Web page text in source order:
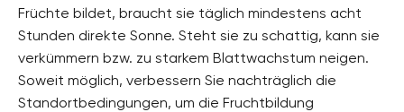
Früchte bildet, braucht sie täglich mindestens acht
Stunden direkte Sonne. Steht sie zu schattig, kann sie
verkümmern bzw. zu starkem Blattwachstum neigen.
Soweit möglich, verbessern Sie nachträglich die
Standortbedingungen, um die Fruchtbildung